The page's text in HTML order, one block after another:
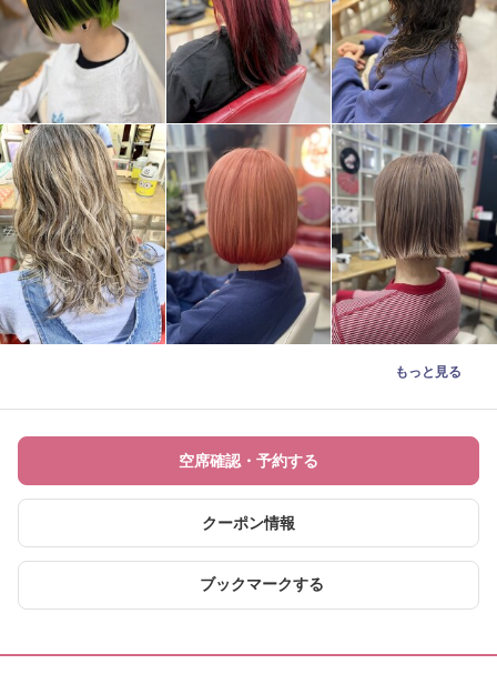
もっと見る
空席確認・予約する
クーポン情報
ブックマークする